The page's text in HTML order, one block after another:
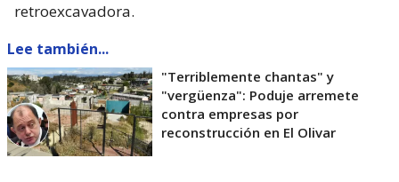
retroexcavadora.
Lee también...
"Terriblemente chantas" y
"vergüenza": Poduje arremete
contra empresas por
reconstrucción en El Olivar